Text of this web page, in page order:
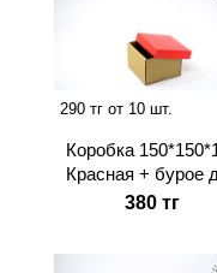
290 тг от 10 шт.
Коробка
Красная + бурое
380 тг